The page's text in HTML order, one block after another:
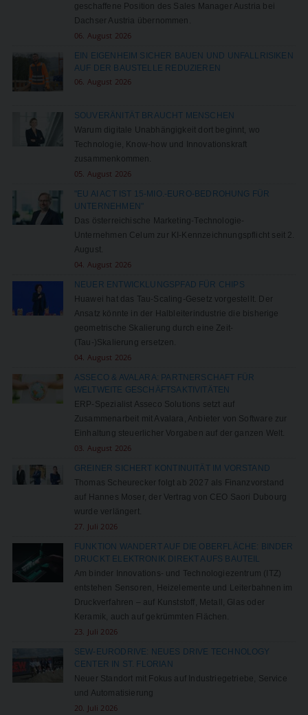
geschaffene Position des Sales Manager Austria bei
Dachser Austria übernommen.
06. August 2026
EIN EIGENHEIM SICHER BAUEN UND UNFALLRISIKEN
AUF DER BAUSTELLE REDUZIEREN
06. August 2026
SOUVERÄNITÄT BRAUCHT MENSCHEN
Warum digitale Unabhängigkeit dort beginnt, wo
Technologie, Know-how und Innovationskraft
zusammenkommen.
05. August 2026
"EU AI ACT IST 15-MIO.-EURO-BEDROHUNG FÜR
UNTERNEHMEN"
Das österreichische Marketing-Technologie-
Unternehmen Celum zur KI-Kennzeichnungspflicht seit 2.
August.
04. August 2026
NEUER ENTWICKLUNGSPFAD FÜR CHIPS
Huawei hat das Tau-Scaling-Gesetz vorgestellt. Der
Ansatz könnte in der Halbleiterindustrie die bisherige
geometrische Skalierung durch eine Zeit-
(Tau-)Skalierung ersetzen.
04. August 2026
ASSECO & AVALARA: PARTNERSCHAFT FÜR
WELTWEITE GESCHÄFTSAKTIVITÄTEN
ERP-Spezialist Asseco Solutions setzt auf
Zusammenarbeit mit Avalara, Anbieter von Software zur
Einhaltung steuerlicher Vorgaben auf der ganzen Welt.
03. August 2026
GREINER SICHERT KONTINUITÄT IM VORSTAND
Thomas Scheurecker folgt ab 2027 als Finanzvorstand
auf Hannes Moser, der Vertrag von CEO Saori Dubourg
wurde verlängert.
27. Juli 2026
FUNKTION WANDERT AUF DIE OBERFLÄCHE: BINDER
DRUCKT ELEKTRONIK DIREKT AUFS BAUTEIL
Am binder Innovations- und Technologiezentrum (ITZ)
entstehen Sensoren, Heizelemente und Leiterbahnen im
Druckverfahren – auf Kunststoff, Metall, Glas oder
Keramik, auch auf gekrümmten Flächen.
23. Juli 2026
SEW-EURODRIVE: NEUES DRIVE TECHNOLOGY
CENTER IN ST. FLORIAN
Neuer Standort mit Fokus auf Industriegetriebe, Service
und Automatisierung
20. Juli 2026